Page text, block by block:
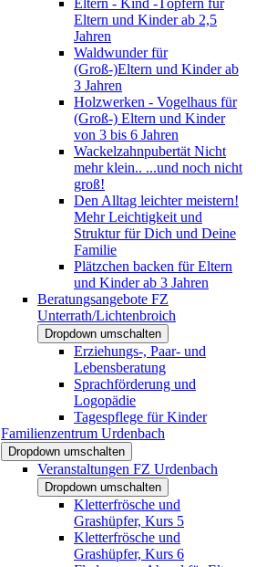
Eltern und Kinder ab 2,5
Jahren
Waldwunder für
(Groß-)Eltern und Kinder ab
3 Jahren
Holzwerken - Vogelhaus für
(Groß-) Eltern und Kinder
von 3 bis 6 Jahren
Wackelzahnpubertät Nicht
mehr klein.. ...und noch nicht
groß!
Den Alltag leichter meistern!
Mehr Leichtigkeit und
Struktur für Dich und Deine
Familie
Plätzchen backen für Eltern
und Kinder ab 3 Jahren
Beratungsangebote FZ
Unterrath/Lichtenbroich
Dropdown umschalten
Erziehungs-, Paar- und
Lebensberatung
Sprachförderung und
Logopädie
Tagespflege für Kinder
Familienzentrum Urdenbach
Dropdown umschalten
Veranstaltungen FZ Urdenbach
Dropdown umschalten
Kletterfrösche und
Grashüpfer, Kurs 5
Kletterfrösche und
Grashüpfer, Kurs 6